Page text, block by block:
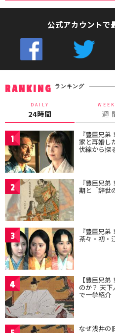
公式アカウントで
RANKING ランキング
DAILY
24時間 週
1 『豊臣兄
家と再婚し
伏線から探
2 『豊臣兄
期と「辞世
3 『豊臣兄
茶々・初・
4 【豊臣兄
のか？ 天
で一挙紹介
なぜ浅井の